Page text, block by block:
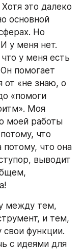
это далеко
основной
Но
у меня нет.
у меня есть
помогает
от «не знаю, о
«помоги
Моя
моей работы
что
что она
выводит
между тем,
и тем,
функции.
с идеями для